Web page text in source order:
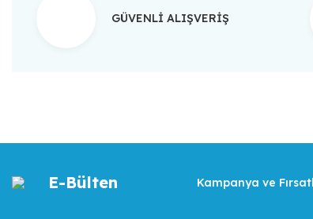
GÜVENLİ ALIŞVERİŞ
E-Bülten Kampanya ve